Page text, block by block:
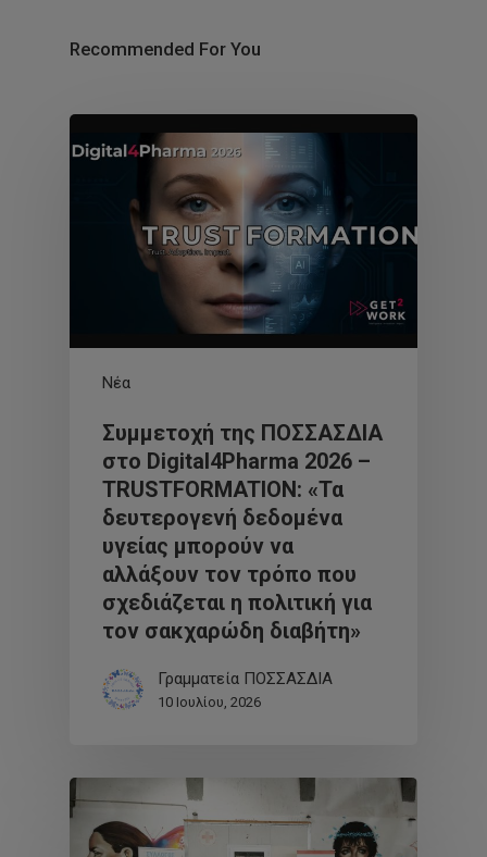
Recommended For You
Νέα
Συμμετοχή της ΠΟΣΣΑΣΔΙΑ
στο Digital4Pharma 2026 –
TRUSTFORMATION: «Τα
δευτερογενή δεδομένα
υγείας μπορούν να
αλλάξουν τον τρόπο που
σχεδιάζεται η πολιτική για
τον σακχαρώδη διαβήτη»
Γραμματεία ΠΟΣΣΑΣΔΙΑ
10 Ιουλίου, 2026